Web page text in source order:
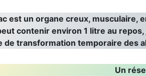
est un organe creux,
contenir environ 1 litre au
de transformation temporaire des
Un